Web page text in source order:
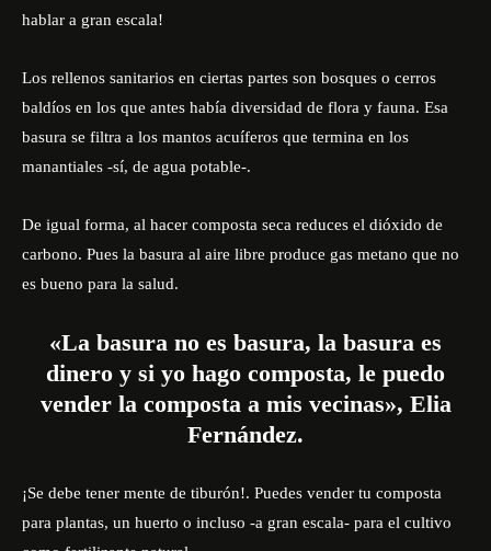
hablar a gran escala!
Los rellenos sanitarios en ciertas partes son bosques o cerros
baldíos en los que antes había diversidad de flora y fauna. Esa
basura se filtra a los mantos acuíferos que termina en los
manantiales -sí, de agua potable-.
De igual forma, al hacer composta seca reduces el dióxido de
carbono. Pues la basura al aire libre produce gas metano que no
es bueno para la salud.
«La basura no es basura, la basura es
dinero y si yo hago composta, le puedo
vender la composta a mis vecinas», Elia
Fernández.
¡Se debe tener mente de tiburón!. Puedes vender tu composta
para plantas, un huerto o incluso -a gran escala- para el cultivo